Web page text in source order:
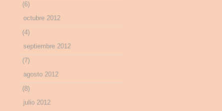
(6)
octubre 2012
(4)
septiembre 2012
(7)
agosto 2012
(8)
julio 2012